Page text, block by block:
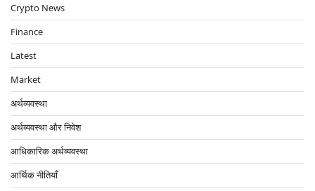
Crypto News
Finance
Latest
Market
अर्थव्यवस्था
अर्थव्यवस्था और निवेश
आधिकारिक अर्थव्यवस्था
आर्थिक नीतियाँ